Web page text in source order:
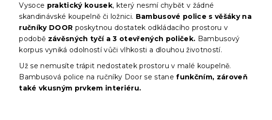
Vysoce praktický kousek, který nesmí chybět v žádné
skandinávské koupelně či ložnici. Bambusové police s věšáky na
ručníky DOOR poskytnou dostatek odkládacího prostoru v
podobě závěsných tyčí a 3 otevřených poliček. Bambusový
korpus vyniká odolností vůči vlhkosti a dlouhou životností.
Už se nemusíte trápit nedostatek prostoru v malé koupelně.
Bambusová police na ručníky Door se stane funkčním, zároveň
také vkusným prvkem interiéru.